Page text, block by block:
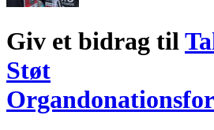
Giv et bidrag til
Støt